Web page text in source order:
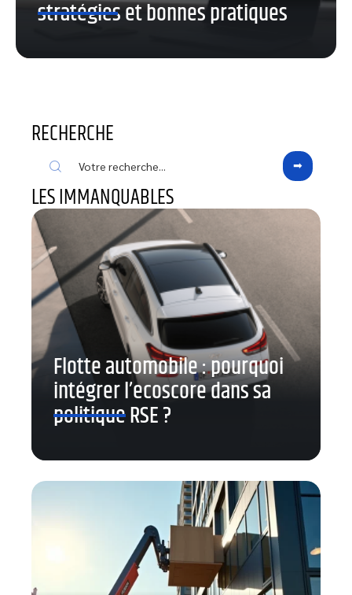
stratégies et bonnes pratiques
RECHERCHE
LES IMMANQUABLES
Flotte automobile : pourquoi
intégrer l’ecoscore dans sa
politique RSE ?